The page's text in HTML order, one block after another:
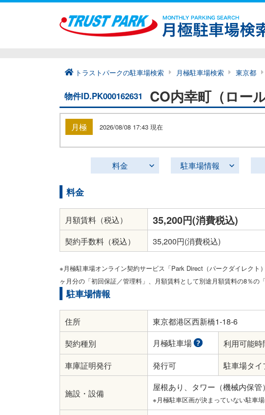
トラストパークの駐車場検索 月極駐車場検索 東京都
物件ID.PK000162631 CO内幸町（ロー
月極 2026/08/08 17:43 現在
料金 駐車場情報
料金
月額賃料（税込） 35,200円(消費税込)
契約手数料（税込） 35,200円(消費税込)
※月極駐車場オンライン契約サービス「Park Direct（パークダイレクト
ヶ月分の「初回保証／管理料」、月額賃料として別途月額賃料の8％の
駐車場情報
住所
東京都港区西新橋1-18-6
契約種別
月極駐車場 利用可能時
車庫証明発行
発行可 駐車場タイ
施設・設備
屋根あり、タワー（機械内保管）
※月極駐車区画が決まっていない駐車